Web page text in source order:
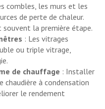
combles, les murs et les
de perte de chaleur.
la première étape.
: Les vitrages
ou triple vitrage,
de chauffage : Installer
chaudière à condensation
le rendement